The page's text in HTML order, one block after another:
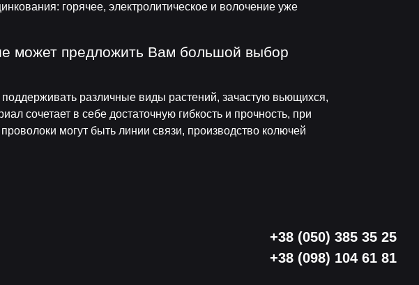
горячее, электролитическое и волочение уже
может предложить Вам большой выбор
различные виды растений, зачастую вьющихся,
сочетает в себе достаточную гибкость и прочность, при
могут быть линии связи, производство колючей
+38 (050) 385 35 25
+38 (098) 104 61 81